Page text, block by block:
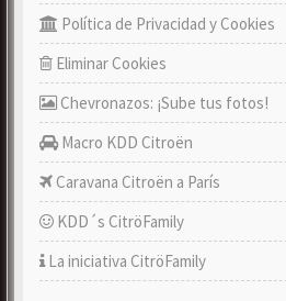
Política de Privacidad y Cookies
Eliminar Cookies
Chevronazos: ¡Sube tus fotos!
Macro KDD Citroën
Caravana Citroën a París
KDD´s CitröFamily
La iniciativa CitröFamily